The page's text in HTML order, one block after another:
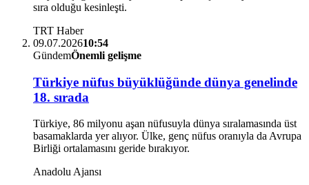
sıra olduğu kesinleşti.
TRT Haber
09.07.202610:54
GündemÖnemli gelişme
Türkiye nüfus büyüklüğünde dünya genelinde
18. sırada
Türkiye, 86 milyonu aşan nüfusuyla dünya sıralamasında üst
basamaklarda yer alıyor. Ülke, genç nüfus oranıyla da Avrupa
Birliği ortalamasını geride bırakıyor.
Anadolu Ajansı